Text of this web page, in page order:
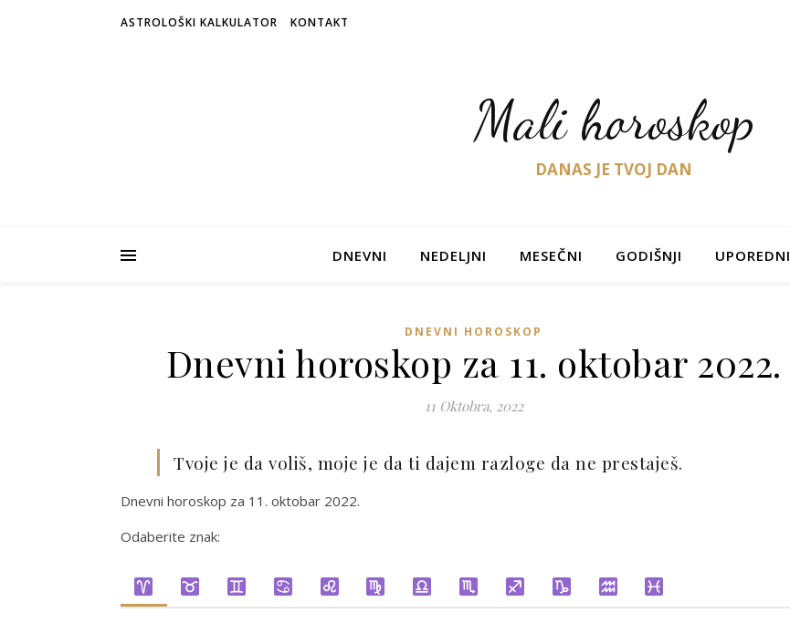
ASTROLOŠKI KALKULATOR KONTAKT
Mali horoskop
DANAS JE TVOJ DAN
DNEVNI NEDELJNI MESEČNI GODIŠNJI UPOREDNI
DNEVNI HOROSKOP
Dnevni horoskop za 11. oktobar 2022.
11 Oktobra, 2022
Tvoje je da voliš, moje je da ti dajem razloge da ne prestaješ.
Dnevni horoskop za 11. oktobar 2022.
Odaberite znak: